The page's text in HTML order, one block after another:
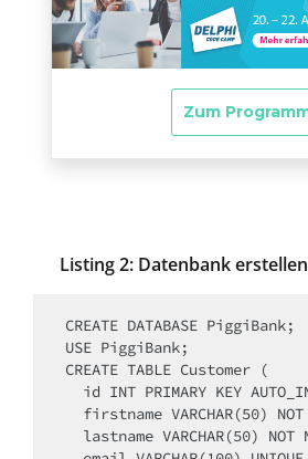
Listing 2: Datenbank erstellen
CREATE DATABASE PiggiBank;
USE PiggiBank;
CREATE TABLE Customer (